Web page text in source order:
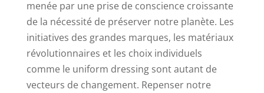
menée par une prise de conscience croissante
de la nécessité de préserver notre planète. Les
initiatives des grandes marques, les matériaux
révolutionnaires et les choix individuels
comme le uniform dressing sont autant de
vecteurs de changement. Repenser notre